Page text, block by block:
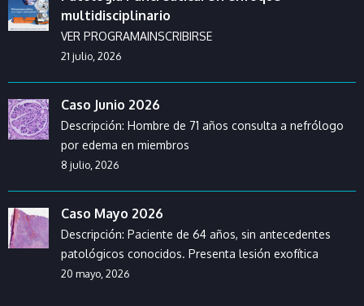
multidisciplinario
VER PROGRAMAINSCRIBIRSE
21 julio, 2026
Caso Junio 2026
Descripción: Hombre de 71 años consulta a nefrólogo
por edema en miembros
8 julio, 2026
Caso Mayo 2026
Descripción: Paciente de 64 años, sin antecedentes
patológicos conocidos. Presenta lesión exofítica
20 mayo, 2026